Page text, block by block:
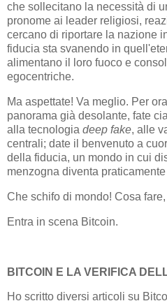
che sollecitano la necessità di
pronome ai leader religiosi,
cercano di riportare la nazione
fiducia sta svanendo in
alimentano il loro fuoco e
egocentriche.
Ma aspettate! Va meglio. Per
panorama già desolante, fate
alla tecnologia deep fake, alle
centrali; date il benvenuto a
della fiducia, un mondo in cui
menzogna diventa
Che schifo di mondo! Cosa
Entra in scena Bitcoin.
BITCOIN E LA VERIFICA
Ho scritto diversi articoli su